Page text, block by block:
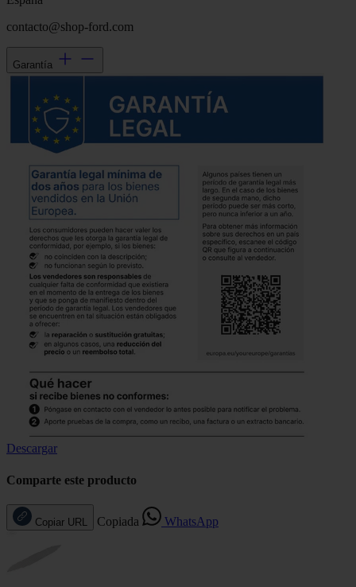
contacto@shop-ford.com
Garantía
Descargar
Comparte este producto
Copiar URL Copiada WhatsApp